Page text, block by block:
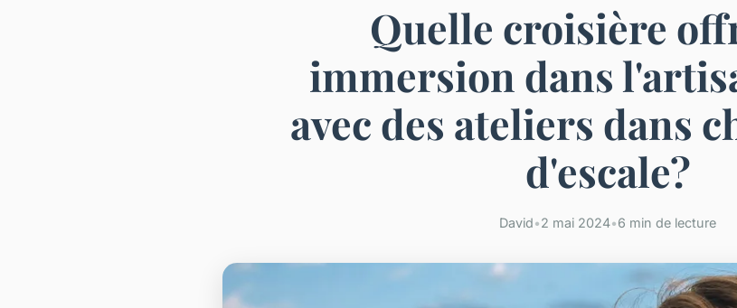
Quelle croisière
immersion dans
avec des ateliers dans
d'escale?
David•2 mai 2024•6 min de lecture